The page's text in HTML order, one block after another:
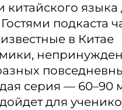
китайского языка
подкаста
в Китае
серия — 60–90
для